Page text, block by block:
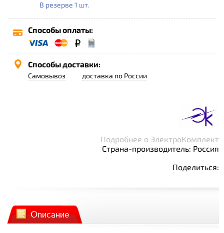
В резерве 1 шт.
Способы оплаты:
Способы доставки:
Самовывоз доставка по России
Подробнее о ЭлектроКомплект
Страна-производитель: Россия
Поделиться:
Описание